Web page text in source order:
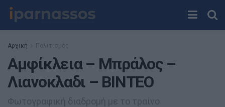
Αρχική Πολιτισμός
Αμφίκλεια – Μπράλος –
Λιανοκλαδι – ΒΙΝΤΕΟ
Φωτογραφική διαδρομή με το τραίνο